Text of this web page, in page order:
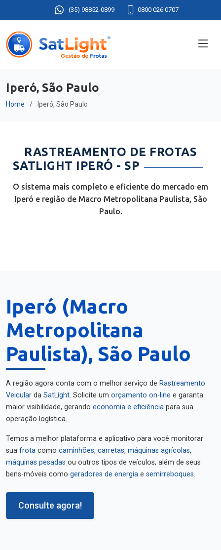
(35) 98852-0899 0800 026 0707
Iperó, São Paulo
Home Iperó, São Paulo
RASTREAMENTO DE FROTAS
SATLIGHT IPERÓ - SP
O sistema mais completo e eficiente do mercado em
Iperó e região de Macro Metropolitana Paulista, São
Paulo.
Iperó (Macro
Metropolitana
Paulista), São Paulo
A região agora conta com o melhor serviço de Rastreamento
Veicular da SatLight. Solicite um orçamento on-line e garanta
maior visibilidade, gerando economia e eficiência para sua
operação logística.
Temos a melhor plataforma e aplicativo para você monitorar
sua frota como caminhões, carretas, máquinas agrícolas,
máquinas pesadas ou outros tipos de veículos, além de seus
bens-móveis como geradores de energia e semirreboques.
Consulte agora!